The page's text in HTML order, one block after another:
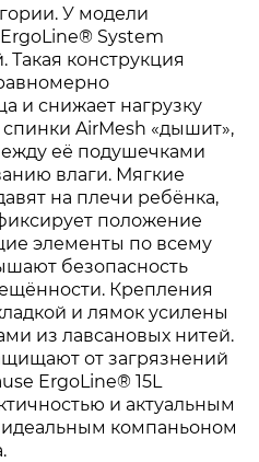
У модели
® System
конструкция
и снижает нагрузку
AirMesh «дышит»,
её подушечками
влаги. Мягкие
на плечи ребёнка,
положение
элементы по всему
безопасность
Крепления
и лямок усилены
из лавсановых нитей.
от загрязнений
ErgoLine® 15L
и актуальным
компаньоном